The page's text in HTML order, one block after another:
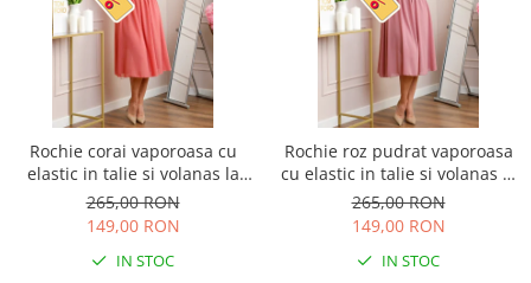
Rochie corai vaporoasa cu
elastic in talie si volanas la
decolteu Allegra
265,00 RON
149,00 RON
IN STOC
Rochie roz pudrat vaporoasa
cu elastic in talie si volanas la
decolteu Allegra
265,00 RON
149,00 RON
IN STOC